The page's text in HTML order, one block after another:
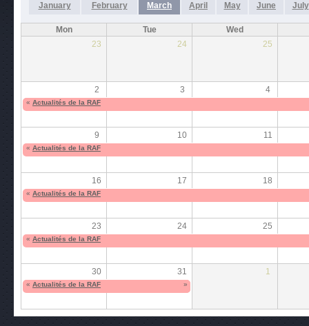
January February March April May June July
Mon Tue
Wed
23
24 25
2 3 4
« Actualités de la RAF
9 10 11
« Actualités de la RAF
16 17 18
« Actualités de la RAF
23 24 25
« Actualités de la RAF
30 31 1
« Actualités de la RAF »